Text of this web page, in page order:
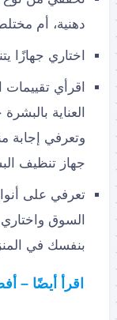
دهنية، أم
اختاري جهازًا
اقرأي
العناية
وتعرفي إجابة
جهاز تنظيف
تعرفي على
السوق
بنفسك في
اقرأ أيضًا –